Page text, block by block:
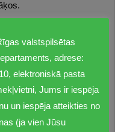
ar kustību
pie
tika izbūvēta
Apeirons”
valstspilsētas
adrese:
elektroniskā pasta
Jums ir iespēja
un iespēja atteikties no
(ja vien Jūsu